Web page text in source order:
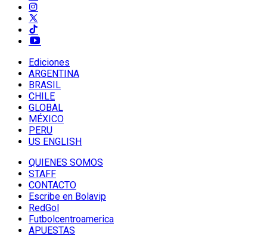
Ediciones
ARGENTINA
BRASIL
CHILE
GLOBAL
MÉXICO
PERU
US ENGLISH
QUIENES SOMOS
STAFF
CONTACTO
Escribe en Bolavip
RedGol
Futbolcentroamerica
APUESTAS